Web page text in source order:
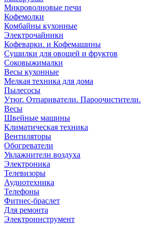
Микроволновые печи
Кофемолки
Комбайны кухонные
Электрочайники
Кофеварки. и Кофемашины
Сушилки для овощей и фруктов
Соковыжималки
Весы кухонные
Мелкая техника для дома
Пылесосы
Утюг. Отпариватели. Пароочистители.
Весы
Швейные машины
Климатическая техника
Вентиляторы
Обогреватели
Увлажнители воздуха
Электроника
Телевизоры
Аудиотехника
Телефоны
Фитнес-браслет
Для ремонта
Электроинструмент